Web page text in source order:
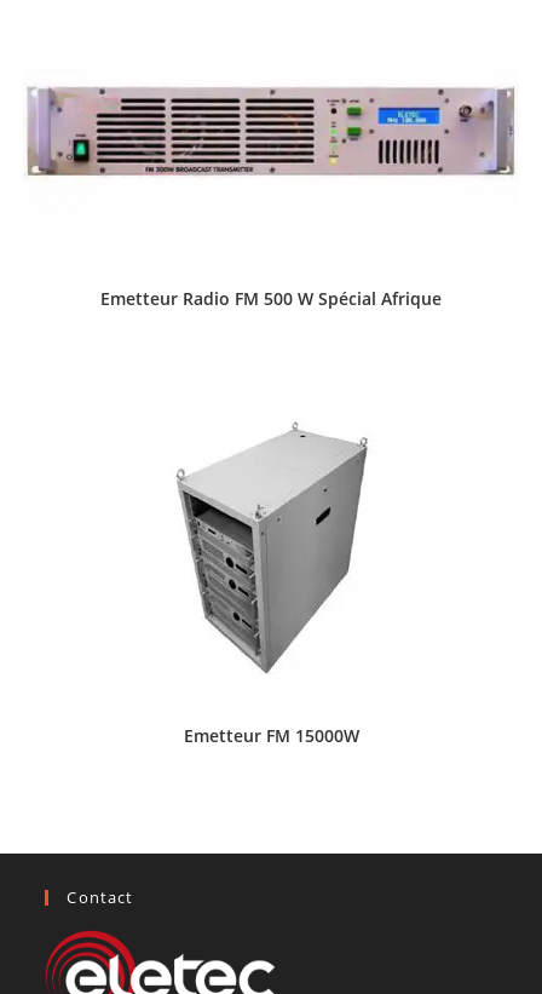
Emetteur Radio FM 500 W Spécial Afrique
Emetteur FM 15000W
Contact